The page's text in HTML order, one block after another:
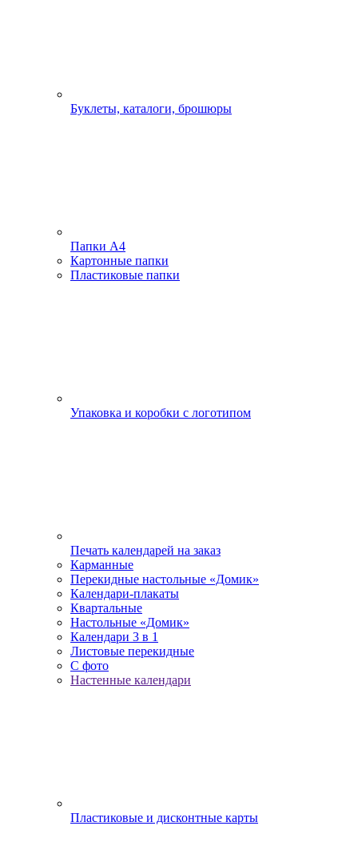
Буклеты, каталоги, брошюры
Папки А4
Картонные папки
Пластиковые папки
Упаковка и коробки с логотипом
Печать календарей на заказ
Карманные
Перекидные настольные «Домик»
Календари-плакаты
Квартальные
Настольные «Домик»
Календари 3 в 1
Листовые перекидные
С фото
Настенные календари
Пластиковые и дисконтные карты